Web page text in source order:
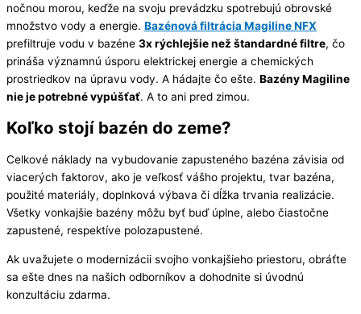
nočnou morou, keďže na svoju prevádzku spotrebujú obrovské
množstvo vody a energie. Bazénová filtrácia Magiline NFX
prefiltruje vodu v bazéne 3x rýchlejšie než štandardné filtre, čo
prináša významnú úsporu elektrickej energie a chemických
prostriedkov na úpravu vody. A hádajte čo ešte. Bazény Magiline
nie je potrebné vypúšťať. A to ani pred zimou.
Koľko stojí bazén do zeme?
Celkové náklady na vybudovanie zapusteného bazéna závisia od
viacerých faktorov, ako je veľkosť vášho projektu, tvar bazéna,
použité materiály, doplnková výbava či dĺžka trvania realizácie.
Všetky vonkajšie bazény môžu byť buď úplne, alebo čiastočne
zapustené, respektíve polozapustené.
Ak uvažujete o modernizácii svojho vonkajšieho priestoru, obráťte
sa ešte dnes na našich odborníkov a dohodnite si úvodnú
konzultáciu zdarma.